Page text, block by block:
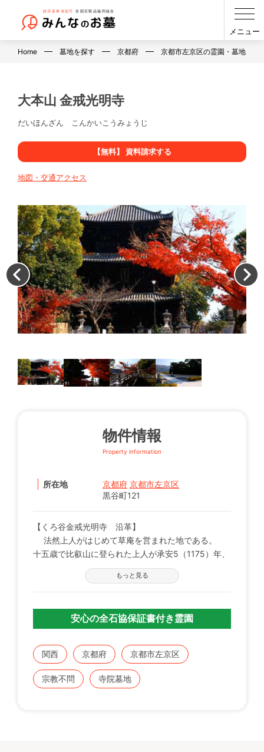
メニュー
Home 墓地を探す 京都府 京都市左京区の霊園・墓地・お
大本山 金戒光明寺
だいほんざん こんかいこうみょうじ
【無料】 資料請求する
地図・交通アクセス
物件情報
Property information
所在地 京都府 京都市左京区
黒谷町121
【くろ谷金戒光明寺 沿革】
法然上人がはじめて草庵を営まれた地である。
十五歳で比叡山に登られた上人が承安5（1175）年、
四十三歳の時お念仏の教えを広めるために、山頂の石
の上でお念仏された時、紫雲全山にみなぎり光明があ
たりを照らしたことから この地に草庵をむすばれ
た。これが浄土宗最初の寺院となった。
浄土宗の大本山、承安五年法然上人が比叡山の黒
谷を下り、草庵を結ばれたのが浄土宗最初の寺院のは
じまり。西山連峰、黒谷の西2キロの京都御所、西10
キロの小倉山を眺み山門、阿弥陀堂、本堂など18も
もっと見る
安心の全石協保証書付き霊園
関西 京都府 京都市左京区
宗教不問 寺院墓地